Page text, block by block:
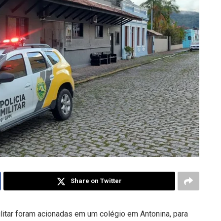
Share on Twitter
foram acionadas em um colégio em Antonina, para